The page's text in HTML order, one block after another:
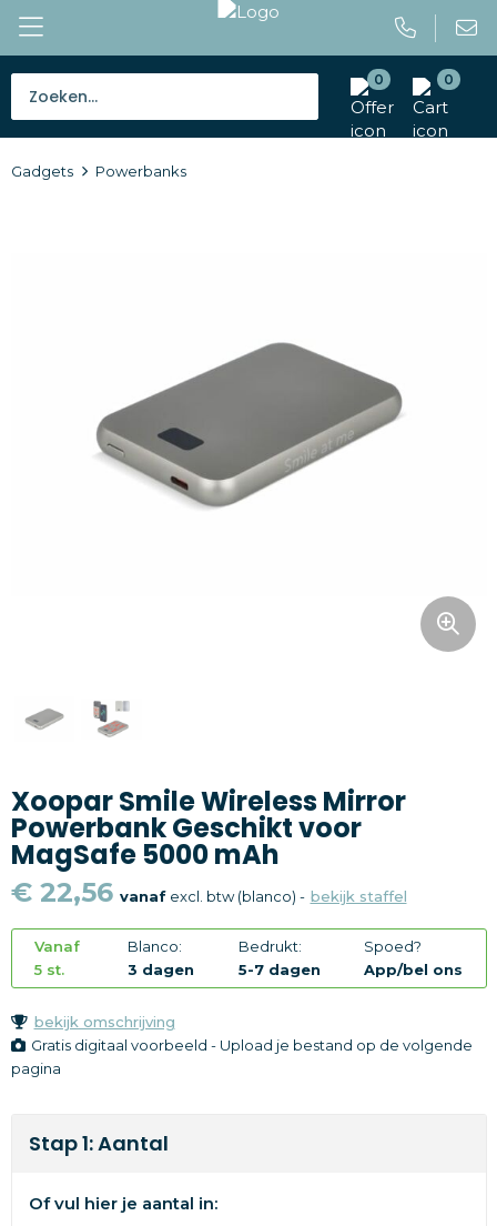
0 0
Tassen
Outdoor en vrije tijd
Gereedschap en veiligheid
Textiel
Thema
Merken
Gadgets Powerbanks
Xoopar Smile Wireless Mirror
Powerbank Geschikt voor
MagSafe 5000 mAh
€ 22,56 vanafexcl. btw (blanco) - bekijk staffel
Vanaf
5 st.
Blanco:
3 dagen
Bedrukt:
5-7 dagen
Spoed?
App/bel ons
bekijk omschrijving
Gratis digitaal voorbeeld - Upload je bestand op de volgende
pagina
Stap 1: Aantal
Of vul hier je aantal in: